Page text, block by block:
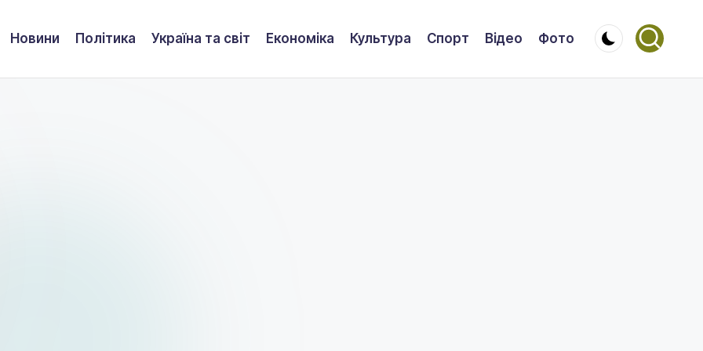
Новини Політика Україна та світ Економіка Культура Спорт Відео Фото